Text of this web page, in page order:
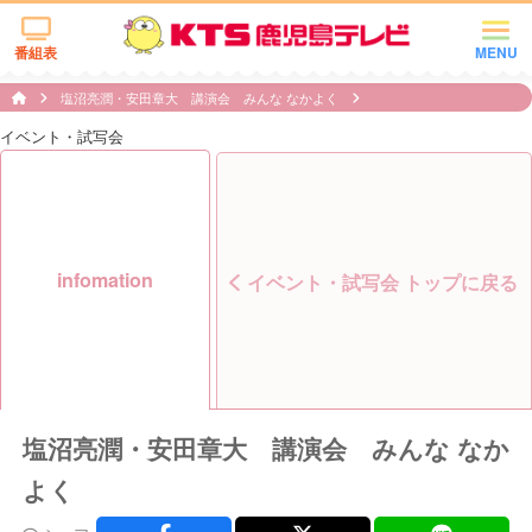
MENU
番組表
塩沼亮潤・安田章大 講演会 みんな なかよく
イベント・試写会
infomation イベント・試写会 トップに戻る
塩沼亮潤・安田章大 講演会 みんな なか
よく